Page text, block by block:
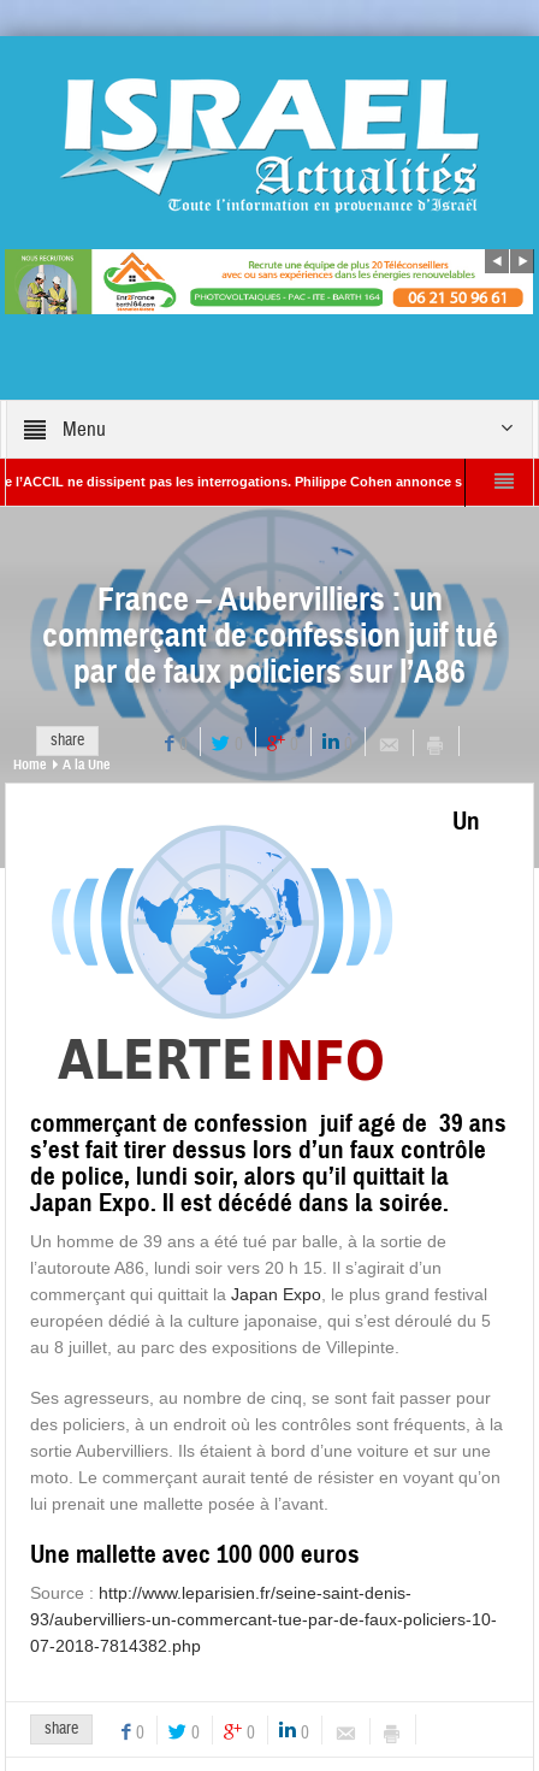
Menu
ne dissipent pas les interrogations. Philippe Cohen annonce se réserver le
Rédacteur en chef d’Israël Actualités L’Iran menace de frapper Tel-Aviv
France – Aubervilliers : un
commerçant de confession juif tué
par de faux policiers sur l’A86
share 0 0 0
Home A la Une
Un
commerçant de confession juif agé de 39 ans
s’est fait tirer dessus lors d’un faux contrôle
de police, lundi soir, alors qu’il quittait la
Japan Expo. Il est décédé dans la soirée.
Un homme de 39 ans a été tué par balle, à la sortie de
l’autoroute A86, lundi soir vers 20 h 15. Il s’agirait d’un
commerçant qui quittait laJapan Expo , le plus grand festival
européen dédié à la culture japonaise, qui s’est déroulé du 5
au 8 juillet, au parc des expositions de Villepinte.
Ses agresseurs, au nombre de cinq, se sont fait passer pour
des policiers, à un endroit où les contrôles sont fréquents, à la
sortie Aubervilliers. Ils étaient à bord d’une voiture et sur une
moto. Le commerçant aurait tenté de résister en voyant qu’on
lui prenait une mallette posée à l’avant.
Une mallette avec 100 000 euros
Source : http://www.leparisien.fr/seine-saint-denis-
93/aubervilliers-un-commercant-tue-par-de-faux-policiers-10-
07-2018-7814382.php
share 0 0 0 0